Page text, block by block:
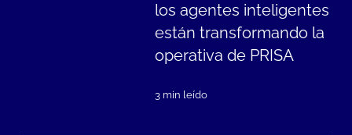
los agentes inteligentes
están transformando la
operativa de PRISA
3 min leído